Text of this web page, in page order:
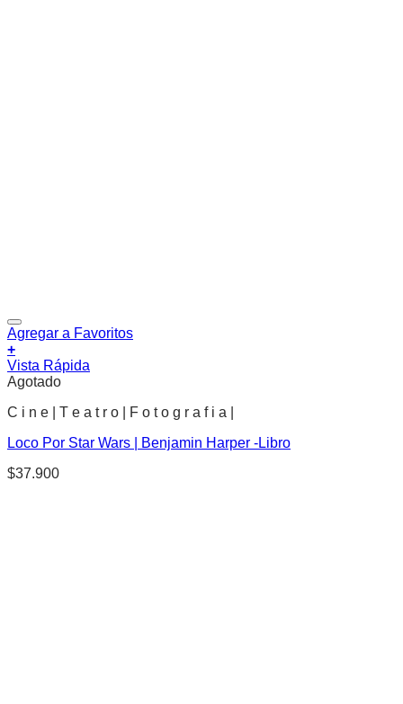
Agregar a Favoritos
+
Vista Rápida
Agotado
C i n e | T e a t r o | F o t o g r a f i a |
Loco Por Star Wars | Benjamin Harper -Libro
$37.900